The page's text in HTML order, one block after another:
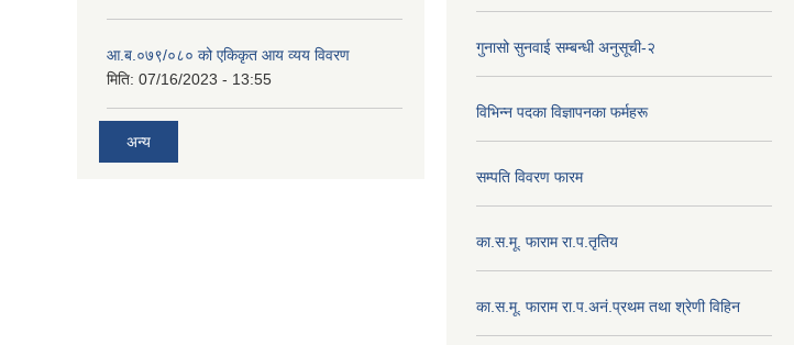
आ.ब.०७९/०८० को एकिकृत आय व्यय विवरण
मिति: 07/16/2023 - 13:55
अन्य
गुनासो सुनवाई सम्बन्धी अनुसूची-२
विभिन्न पदका विज्ञापनका फर्महरू
सम्पति विवरण फारम
का.स.मू. फाराम रा.प.तृतिय
का.स.मू. फाराम रा.प.अनं.प्रथम तथा श्रेणी विहिन